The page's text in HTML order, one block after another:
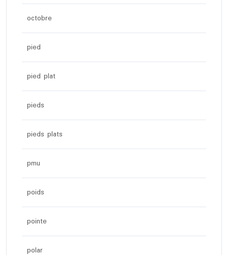
octobre
pied
pied plat
pieds
pieds plats
pmu
poids
pointe
polar